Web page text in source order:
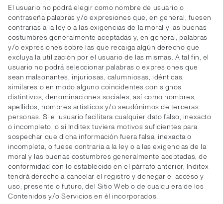
El usuario no podrá elegir como nombre de usuario o
contraseña palabras y/o expresiones que, en general, fuesen
contrarias a la ley o a las exigencias de la moral y las buenas
costumbres generalmente aceptadas y, en general, palabras
y/o expresiones sobre las que recaiga algún derecho que
excluya la utilización por el usuario de las mismas. A tal fin, el
usuario no podrá seleccionar palabras o expresiones que
sean malsonantes, injuriosas, calumniosas, idénticas,
similares o en modo alguno coincidentes con signos
distintivos, denominaciones sociales, así como nombres,
apellidos, nombres artísticos y/o seudónimos de terceras
personas. Si el usuario facilitara cualquier dato falso, inexacto
o incompleto, o si Inditex tuviera motivos suficientes para
sospechar que dicha información fuera falsa, inexacta o
incompleta, o fuese contraria a la ley o a las exigencias de la
moral y las buenas costumbres generalmente aceptadas, de
conformidad con lo establecido en el párrafo anterior, Inditex
tendrá derecho a cancelar el registro y denegar el acceso y
uso, presente o futuro, del Sitio Web o de cualquiera de los
Contenidos y/o Servicios en él incorporados.